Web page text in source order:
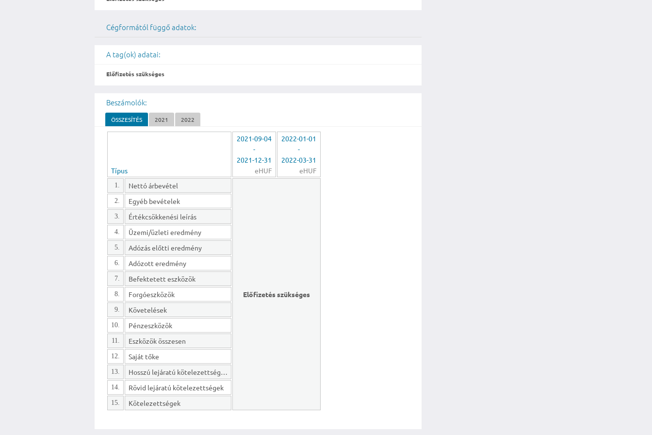
Cégformától függő adatok:
A tag(ok) adatai:
Előfizetés szükséges
Beszámolók:
ÖSSZESÍTÉS 2021 2022
Típus
2021-09-04
-
2021-12-31
eHUF
2022-01-01
-
2022-03-31
eHUF
1. Nettó árbevétel
Előfizetés szükséges
2. Egyéb bevételek
3. Értékcsökkenési leírás
4. Üzemi/üzleti eredmény
5. Adózás előtti eredmény
6. Adózott eredmény
7. Befektetett eszközök
8. Forgóeszközök
9. Követelések
10. Pénzeszközök
11. Eszközök összesen
12. Saját tőke
13. Hosszú lejáratú kötelezettségek
14. Rövid lejáratú kötelezettségek
15. Kötelezettségek